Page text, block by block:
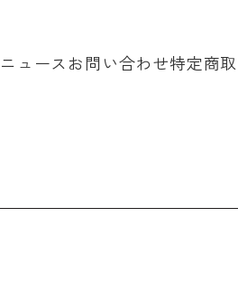
ニュースお問い合わせ特定商